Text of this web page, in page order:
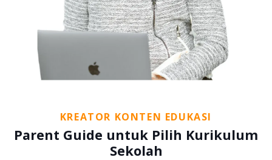
KREATOR KONTEN EDUKASI
Parent Guide untuk Pilih Kurikulum
Sekolah